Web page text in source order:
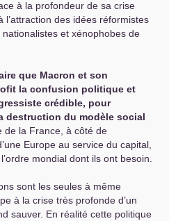
à la profondeur de sa crise
l’attraction des idées réformistes
et xénophobes de
que Macron et son
la confusion politique et
crédible, pour
destruction du modèle social
de la France, à côté de
Europe au service du capital,
mondial dont ils ont besoin.
sont les seules à même
à la crise très profonde d’un
sauver. En réalité cette politique